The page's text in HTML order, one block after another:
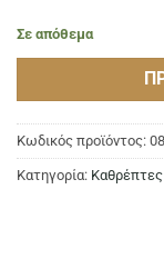
Σε απόθεμα
Κωδικός προϊόντος:
Κατηγορία: